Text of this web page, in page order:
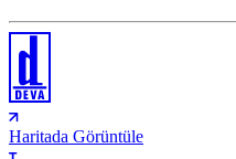
Haritada Görüntüle